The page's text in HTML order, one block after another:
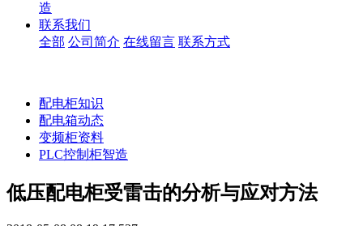
造
联系我们
全部 公司简介 在线留言 联系方式
配电柜知识
配电箱动态
变频柜资料
PLC控制柜智造
低压配电柜受雷击的分析与应对方法